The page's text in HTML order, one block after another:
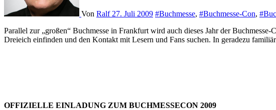
Von Ralf 27. Juli 2009 #Buchmesse, #Buchmesse-Con,
Parallel zur „großen“ Buchmesse in Frankfurt wird auch dieses Jahr der Buchmesse-Con in Dreieich stattfinden. Viele Macher rund um die Phantastik – Autoren, Herausgeber, Illustratoren, werden sich in
Dreieich einfinden und den Kontakt mit Lesern und Fans suchen. In geradezu
OFFIZIELLE EINLADUNG ZUM BUCHMESSECON 2009